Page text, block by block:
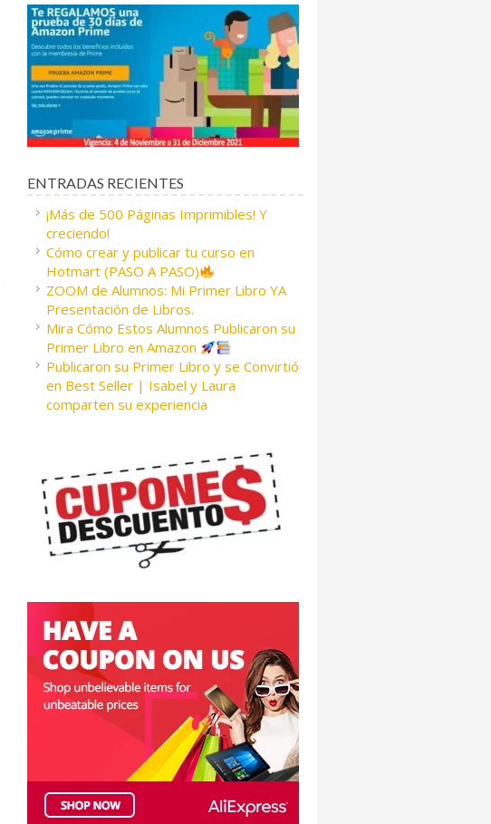
ENTRADAS RECIENTES
¡Más de 500 Páginas Imprimibles! Y
creciendo!
Cómo crear y publicar tu curso en
Hotmart (PASO A PASO)
ZOOM de Alumnos: Mi Primer Libro YA
Presentación de Libros.
Mira Cómo Estos Alumnos Publicaron su
Primer Libro en Amazon
Publicaron su Primer Libro y se Convirtió
en Best Seller | Isabel y Laura
comparten su experiencia